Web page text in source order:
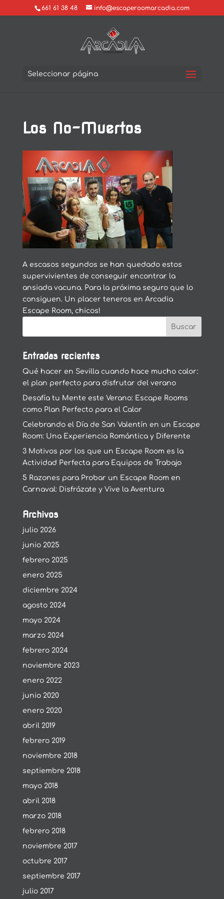
661 61 38 48 info@escaperoomarcadia.com
Seleccionar página
Los No-Muertos
A escasos segundos se han quedado estos
supervivientes de conseguir encontrar la
ansiada vacuna. Para la próxima seguro que lo
consiguen. Un placer teneros en Arcadia
Escape Room, chicos!
Entradas recientes
Qué hacer en Sevilla cuando hace mucho calor:
el plan perfecto para disfrutar del verano
Desafía tu Mente este Verano: Escape Rooms
como Plan Perfecto para el Calor
Celebrando el Día de San Valentín en un Escape
Room: Una Experiencia Romántica y Diferente
3 Motivos por los que un Escape Room es la
Actividad Perfecta para Equipos de Trabajo
5 Razones para Probar un Escape Room en
Carnaval: Disfrázate y Vive la Aventura
Archivos
julio 2026
junio 2025
febrero 2025
enero 2025
diciembre 2024
agosto 2024
mayo 2024
marzo 2024
febrero 2024
noviembre 2023
enero 2022
junio 2020
enero 2020
abril 2019
febrero 2019
noviembre 2018
septiembre 2018
mayo 2018
abril 2018
marzo 2018
febrero 2018
noviembre 2017
octubre 2017
septiembre 2017
julio 2017